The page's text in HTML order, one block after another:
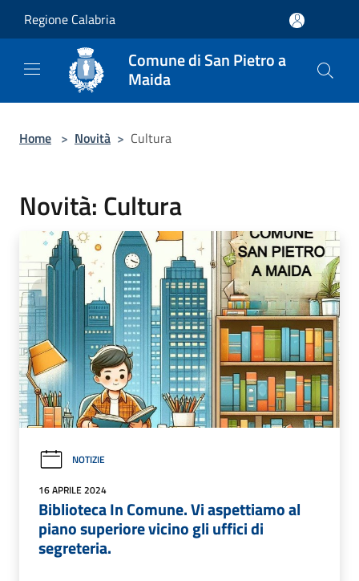
Regione Calabria
Comune di San Pietro a
Maida
Home > Novità > Cultura
Novità: Cultura
NOTIZIE
16 APRILE 2024
Biblioteca In Comune. Vi aspettiamo al
piano superiore vicino gli uffici di
segreteria.